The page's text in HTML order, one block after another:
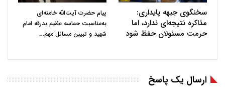
سخنگوی جبهه پایداری:
مذاکره نتیجه‌ای ندارد، اما
حرمت مسئولان حفظ شود
پیام حضرت آیت‌الله خامنه‌ای
به‌مناسبت حماسه عظیم بدرقه امام
شهید و تبیین مسائل مهم…
ارسال یک پاسخ